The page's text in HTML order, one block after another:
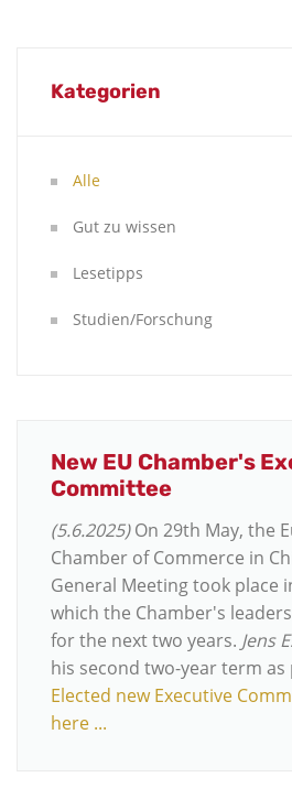
Kategorien
Alle
Gut zu wissen
Lesetipps
Studien/Forschung
New EU Chamber's
Committee
(5.6.2025)On 29th May, the
Chamber of Commerce in
General Meeting took place
which the Chamber's
for the next two years. Jens
his second two-year term as
Elected new Executive
here ...